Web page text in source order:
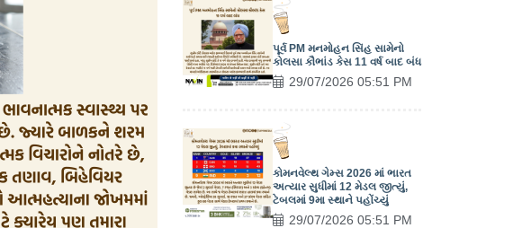
પૂર્વ PM મનમોહન સિંહ સામેનો
કોલસા કૌભાંડ કેસ 11 વર્ષ બાદ બંધ
29/07/2026 05:51 PM
કોમનવેલ્થ ગેમ્સ 2026 માં ભારત
અત્યાર સુધીમાં 12 મેડલ જીત્યું,
ટેબલમાં 9મા સ્થાને પહોંચ્યું
29/07/2026 05:51 PM